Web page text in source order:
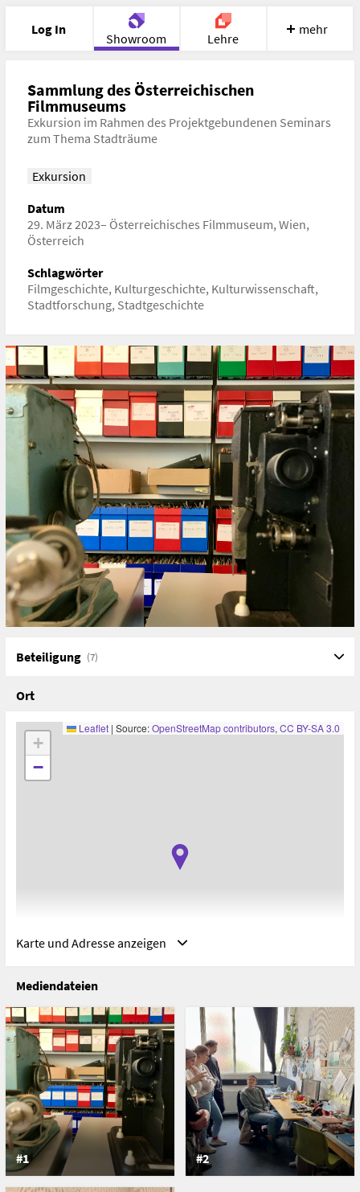
Log In
Showroom Lehre
Portfolio Image Cloud
Meet Recherche Hilfe
mehr
Sammlung des Österreichischen
Filmmuseums
Exkursion im Rahmen des Projektgebundenen Seminars
zum Thema Stadträume
Exkursion
Datum
29. März 2023– Österreichisches Filmmuseum, Wien,
Österreich
Schlagwörter
Filmgeschichte, Kulturgeschichte, Kulturwissenschaft,
Stadtforschung, Stadtgeschichte
Beteiligung (7)
Ort
+
−
Leaflet | Source:OpenStreetMap contributors, CC BY-SA 3.0
Adresse
Österreichisches Filmmuseum, Wien, Österreich
Augustinerstraße 1
1010 Wien
Österreich
Karte und Adresse anzeigen
Mediendateien
#1 #2